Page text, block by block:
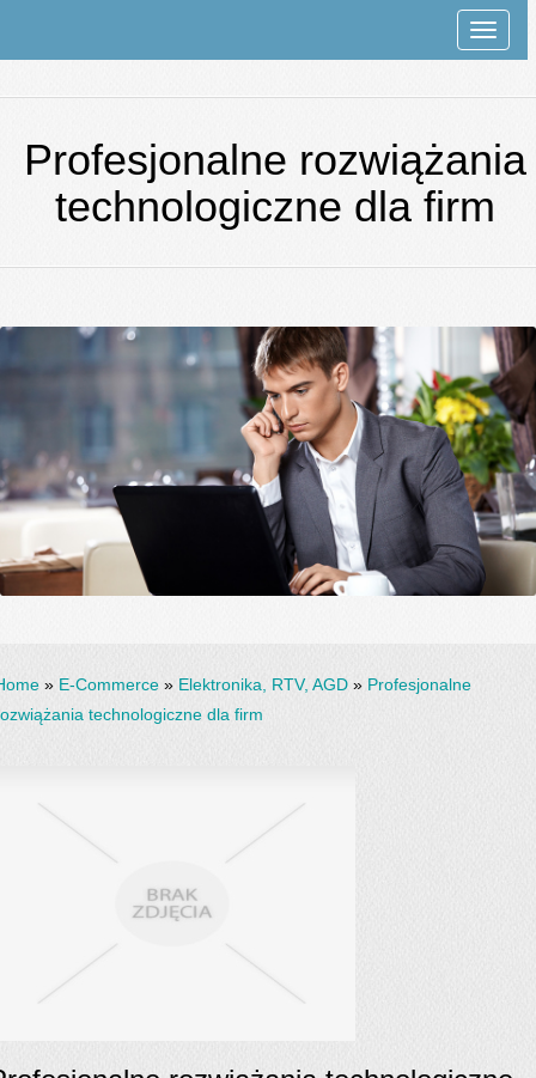
Rozwiń
Profesjonalne rozwiążania
technologiczne dla firm
» E-Commerce » Elektronika, RTV, AGD » Profesjonalne
technologiczne dla firm